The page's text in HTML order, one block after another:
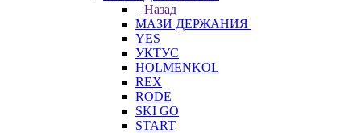
Назад
МАЗИ ДЕРЖАНИЯ
YES
УКТУС
HOLMENKOL
REX
RODE
SKI GO
START